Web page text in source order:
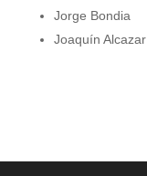
Jorge Bondia
Joaquín Alcazar